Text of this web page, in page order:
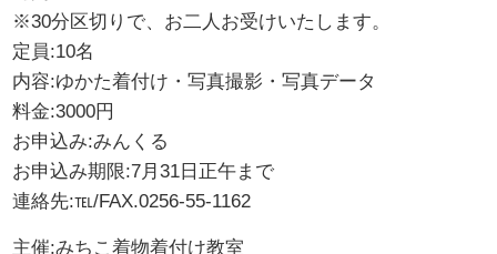
※30分区切りで、お二人お受けいたします。
定員:10名
内容:ゆかた着付け・写真撮影・写真データ
料金:3000円
お申込み:みんくる
お申込み期限:7月31日正午まで
連絡先:℡/FAX.0256-55-1162
主催:みちこ着物着付け教室